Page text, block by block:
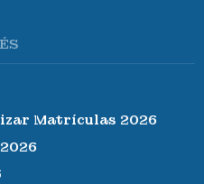
Matrículas 2026